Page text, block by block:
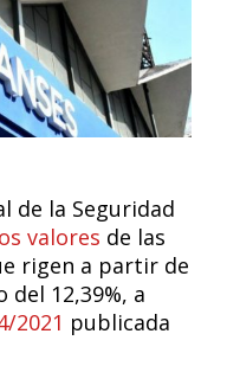
de la Seguridad
valores de las
rigen a partir de
12,39%, a
2021 publicada